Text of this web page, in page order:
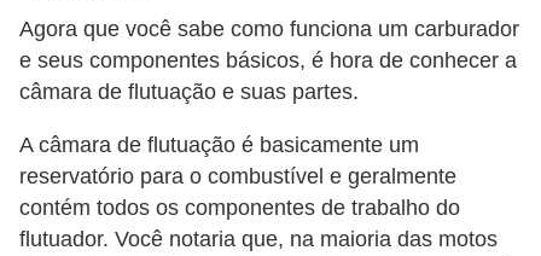
Agora que você sabe como funciona um carburador
e seus componentes básicos, é hora de conhecer a
câmara de flutuação e suas partes.
A câmara de flutuação é basicamente um
reservatório para o combustível e geralmente
contém todos os componentes de trabalho do
flutuador. Você notaria que, na maioria das motos
o
s
a
u
t
o
m